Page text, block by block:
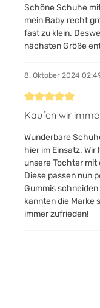
Schöne Schuhe
mein Baby recht
fast zu klein.
nächsten Größe
8. Oktober 2024
Bewertung mit 5
Kaufen wir
Wunderbare
hier im Einsatz.
unsere Tochter mit
Diese passen nun
Gummis
kannten die Marke
immer zufrieden!